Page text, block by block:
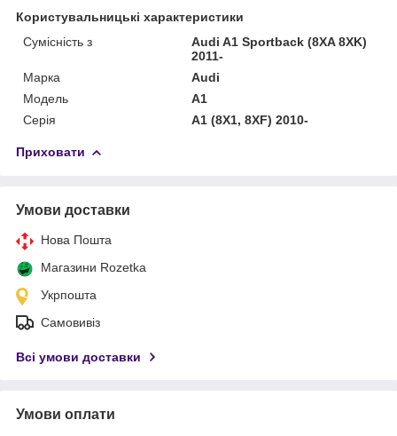
Користувальницькі характеристики
Сумісність з
Audi A1 Sportback (8XA 8XK)
2011-
Марка
Audi
Модель
A1
Серія
A1 (8X1, 8XF) 2010-
Приховати
Умови доставки
Нова Пошта
Магазини Rozetka
Укрпошта
Самовивіз
Всі умови доставки
Умови оплати